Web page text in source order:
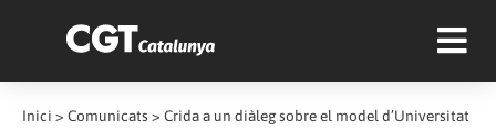
Inici > Comunicats > Crida a un diàleg sobre el model d’Universitat